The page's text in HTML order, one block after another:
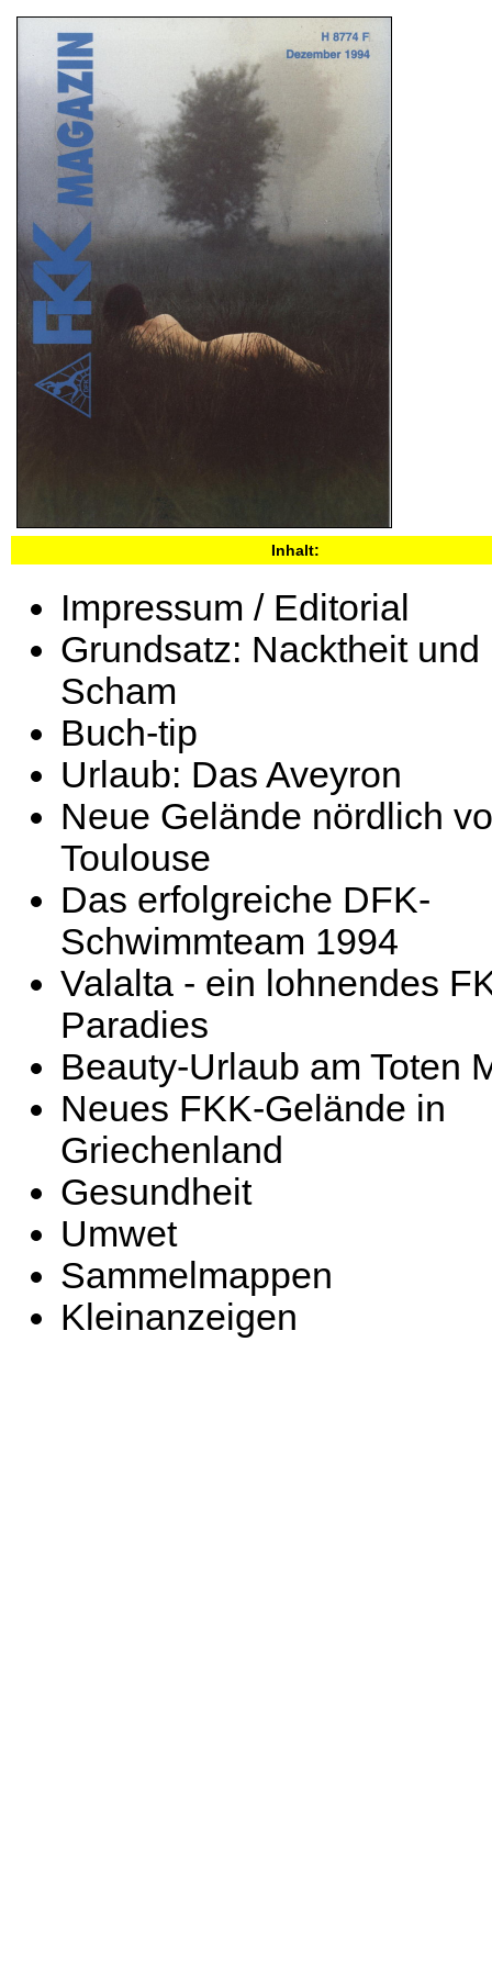
Inhalt:
Impressum / Editorial
Grundsatz: Nacktheit und
Scham
Buch-tip
Urlaub: Das Aveyron
Neue Gelände nördlich
Toulouse
Das erfolgreiche DFK-
Schwimmteam 1994
Valalta - ein lohnendes
Paradies
Beauty-Urlaub am Toten
Neues FKK-Gelände in
Griechenland
Gesundheit
Umwet
Sammelmappen
Kleinanzeigen